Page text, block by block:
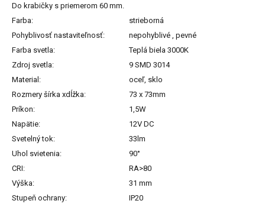
Do krabičky s priemerom 60 mm.
Farba:
strieborná
Pohyblivosť nastaviteľnosť:
nepohyblivé , pevné
Farba svetla:
Teplá biela 3000K
Zdroj svetla:
9 SMD 3014
Material:
oceľ, sklo
Rozmery šírka xdĺžka:
73 x 73mm
Príkon:
1,5W
Napätie:
12V DC
Svetelný tok:
33lm
Uhol svietenia:
90°
CRI:
RA>80
Výška:
31 mm
Stupeň ochrany:
IP20